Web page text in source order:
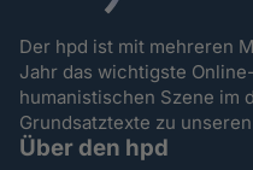
Der hpd ist mit mehreren
Jahr das wichtigste
humanistischen Szene im
Grundsatztexte zu
Über den hpd